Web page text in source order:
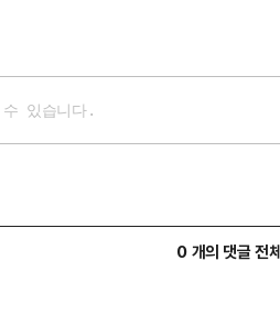
0 개의 댓글 전